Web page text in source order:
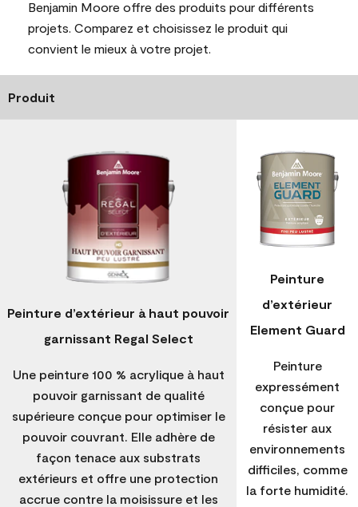
Benjamin Moore offre des produits pour différents
projets. Comparez et choisissez le produit qui
convient le mieux à votre projet.
Produit
Peinture d’extérieur à haut pouvoir
garnissant Regal Select
Une peinture 100 % acrylique à haut
pouvoir garnissant de qualité
supérieure conçue pour optimiser le
pouvoir couvrant. Elle adhère de
façon tenace aux substrats
extérieurs et offre une protection
accrue contre la moisissure et les
Peinture
d’extérieur
Element Guard
Peinture
expressément
conçue pour
résister aux
environnements
difficiles, comme
la forte humidité.